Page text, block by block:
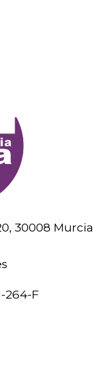
30008 Murcia
264-F